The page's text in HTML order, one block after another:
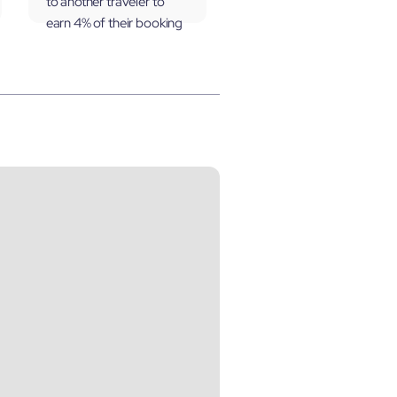
earn 4% of their booking